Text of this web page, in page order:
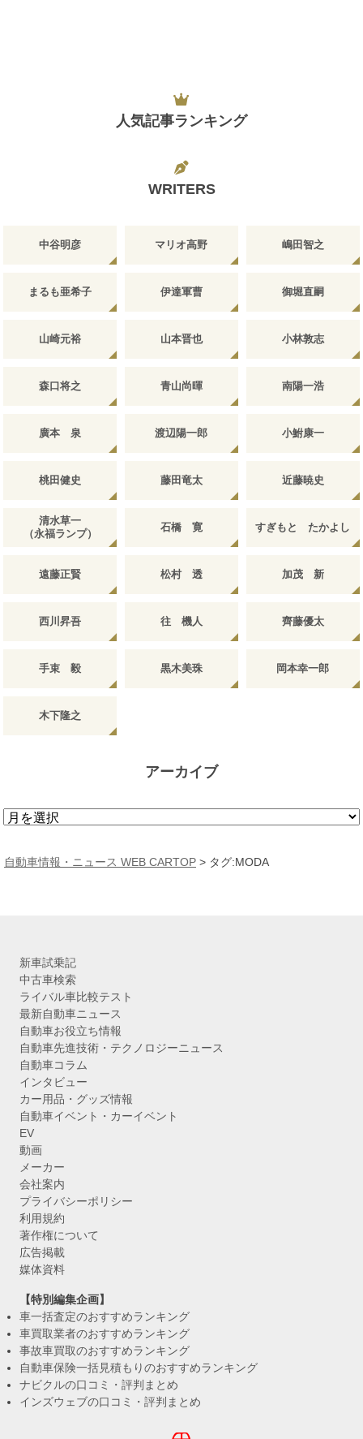
人気記事ランキング
WRITERS
中谷明彦 マリオ高野 嶋田智之
まるも亜希子 伊達軍曹 御堀直嗣
山崎元裕 山本晋也 小林敦志
森口将之 青山尚暉 南陽一浩
廣本 泉 渡辺陽一郎 小鮒康一
桃田健史 藤田竜太 近藤暁史
清水草一
（永福ランプ）
石橋 寛 すぎもと たかよし
遠藤正賢 松村 透 加茂 新
西川昇吾 往 機人 齊藤優太
手束 毅 黒木美珠 岡本幸一郎
木下隆之
アーカイブ
ア
カ
自動車情報・ニュース WEB CARTOP > タグ:MODA
新車試乗記
中古車検索
ライバル車比較テスト
最新自動車ニュース
自動車お役立ち情報
自動車先進技術・テクノロジーニュース
自動車コラム
インタビュー
カー用品・グッズ情報
自動車イベント・カーイベント
EV
動画
メーカー
会社案内
プライバシーポリシー
利用規約
著作権について
広告掲載
媒体資料
【特別編集企画】
車一括査定のおすすめランキング
車買取業者のおすすめランキング
事故車買取のおすすめランキング
自動車保険一括見積もりのおすすめランキング
ナビクルの口コミ・評判まとめ
インズウェブの口コミ・評判まとめ